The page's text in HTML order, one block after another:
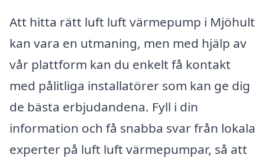
Att hitta rätt luft luft värmepump i Mjöhult
kan vara en utmaning, men med hjälp av
vår plattform kan du enkelt få kontakt
med pålitliga installatörer som kan ge dig
de bästa erbjudandena. Fyll i din
information och få snabba svar från lokala
experter på luft luft värmepumpar, så att